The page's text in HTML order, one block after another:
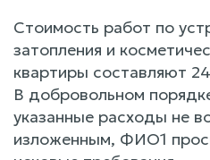
Стоимость работ по
затопления и
квартиры составляют
В добровольном
указанные расходы не
изложенным, ФИО1